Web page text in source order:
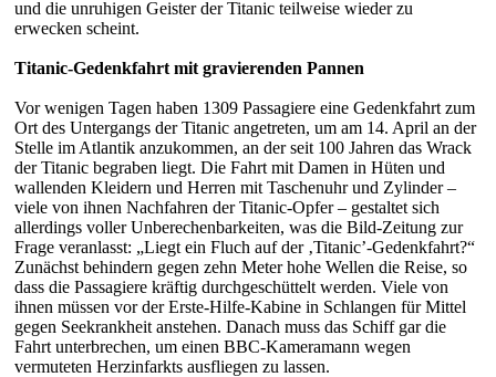
und die unruhigen Geister der Titanic teilweise wieder zu
erwecken scheint.
Titanic-Gedenkfahrt mit gravierenden Pannen
Vor wenigen Tagen haben 1309 Passagiere eine Gedenkfahrt zum
Ort des Untergangs der Titanic angetreten, um am 14. April an der
Stelle im Atlantik anzukommen, an der seit 100 Jahren das Wrack
der Titanic begraben liegt. Die Fahrt mit Damen in Hüten und
wallenden Kleidern und Herren mit Taschenuhr und Zylinder –
viele von ihnen Nachfahren der Titanic-Opfer – gestaltet sich
allerdings voller Unberechenbarkeiten, was die Bild-Zeitung zur
Frage veranlasst: „Liegt ein Fluch auf der ‚Titanic’-Gedenkfahrt?“
Zunächst behindern gegen zehn Meter hohe Wellen die Reise, so
dass die Passagiere kräftig durchgeschüttelt werden. Viele von
ihnen müssen vor der Erste-Hilfe-Kabine in Schlangen für Mittel
gegen Seekrankheit anstehen. Danach muss das Schiff gar die
Fahrt unterbrechen, um einen BBC-Kameramann wegen
vermuteten Herzinfarkts ausfliegen zu lassen.